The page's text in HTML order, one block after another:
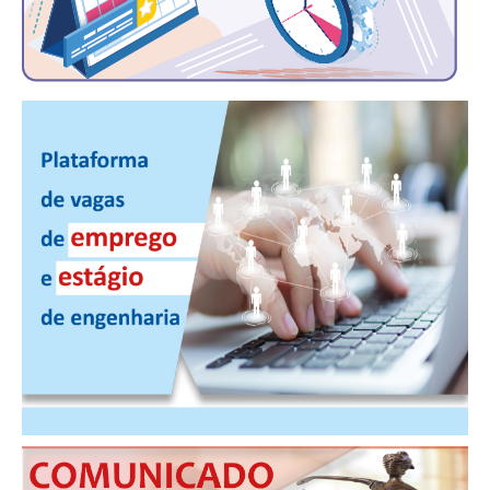
RES 1.002/2002 – CÓDIGO DE ÉTICA
HOMOLOGAÇÕES
OPORTUNIDADES
APRESENTAÇÃO
EMPREGO E ESTÁGIO
AUTÔNOMOS E SERVIÇOS
NEWSLETTER